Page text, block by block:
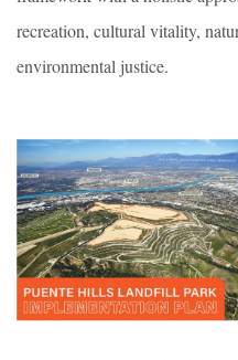
recreation, cultural vitality,
environmental justice.